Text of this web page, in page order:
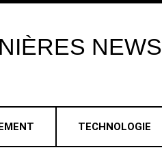
NEWS
TECHNOLOGIE